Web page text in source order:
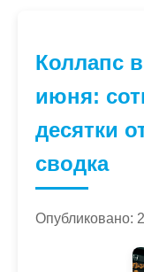
Коллапс
июня:
десятки
сводка
Опубликовано: